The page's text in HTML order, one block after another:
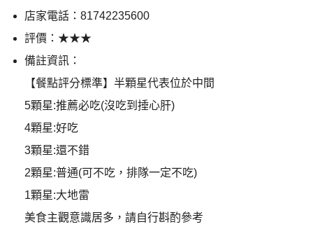
店家電話：81742235600
評價：★★★
備註資訊：
【餐點評分標準】半顆星代表位於中間
5顆星:推薦必吃(沒吃到捶心肝)
4顆星:好吃
3顆星:還不錯
2顆星:普通(可不吃，排隊一定不吃)
1顆星:大地雷
美食主觀意識居多，請自行斟酌參考